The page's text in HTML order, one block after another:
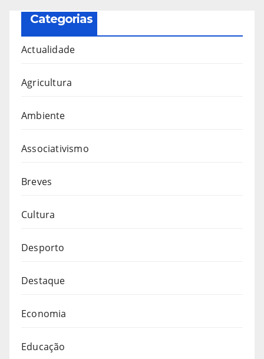
Categorias
Actualidade
Agricultura
Ambiente
Associativismo
Breves
Cultura
Desporto
Destaque
Economia
Educação